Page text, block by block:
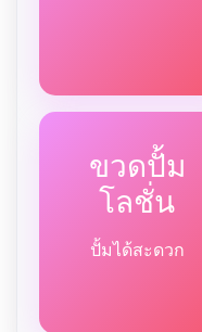
ขวดปั้ม
โลชั่น
ปั้มได้สะดวก